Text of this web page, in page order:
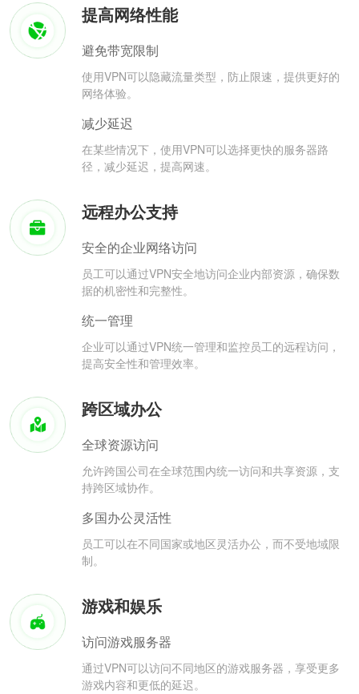
提高网络性能
避免带宽限制
使用VPN可以隐藏流量类型，防止限速，提供更好的
网络体验。
减少延迟
在某些情况下，使用VPN可以选择更快的服务器路
径，减少延迟，提高网速。
远程办公支持
安全的企业网络访问
员工可以通过VPN安全地访问企业内部资源，确保数
据的机密性和完整性。
统一管理
企业可以通过VPN统一管理和监控员工的远程访问，
提高安全性和管理效率。
跨区域办公
全球资源访问
允许跨国公司在全球范围内统一访问和共享资源，支
持跨区域协作。
多国办公灵活性
员工可以在不同国家或地区灵活办公，而不受地域限
制。
游戏和娱乐
访问游戏服务器
通过VPN可以访问不同地区的游戏服务器，享受更多
游戏内容和更低的延迟。